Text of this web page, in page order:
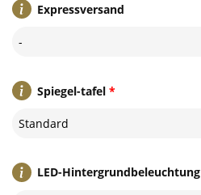
Expressversand
-
*
Spiegel-tafel
Standard
LED-Hintergrundbeleuchtung